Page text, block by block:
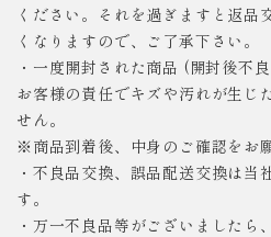
ください。それを過ぎますと返品
くなりますので、ご了承下さい。
・一度開封された商品 (開封後不
お客様の責任でキズや汚れが生じ
せん。
※商品到着後、中身のご確認をお
・不良品交換、誤品配送交換は当
す。
・万一不良品等がございましたら